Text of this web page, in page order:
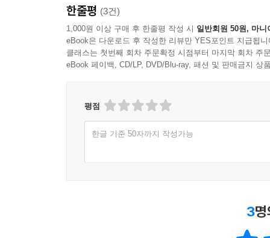
한줄평 (3건)
1,000원 이상 구매 후 한줄평 작성 시 일반회원 50원, 마니
eBook은 다운로드 후 작성한 리뷰만 YES포인트 지급됩니
클래스는 첫번째 회차 주문확정 시점부터 마지막 회차 주
eBook 페이백, CD/LP, DVD/Blu-ray, 패션 및 판매금지 상
평점
한글 기준 50자까지 작성가능
3